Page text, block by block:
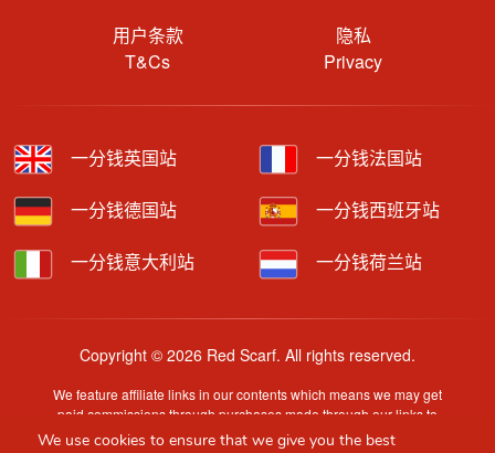
用户条款
T&Cs
隐私
Privacy
一分钱英国站 一分钱法国站
一分钱德国站 一分钱西班牙站
一分钱意大利站 一分钱荷兰站
Copyright © 2026 Red Scarf. All rights reserved.
We feature affiliate links in our contents which means we may get
paid commissions through purchases made through our links to
retailer sites.
We use cookies to ensure that we give you the best